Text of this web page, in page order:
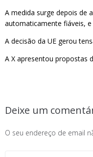
A medida surge depois de
automaticamente fiáveis,
A decisão da UE gerou
A X apresentou propostas
Deixe um
O seu endereço de email